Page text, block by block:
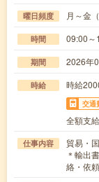
曜日頻度 月～金
時間 09:00
期間 2026年
時給 時給
交通
全額支給
仕事内容
貿易・
＊輸出
絡・依